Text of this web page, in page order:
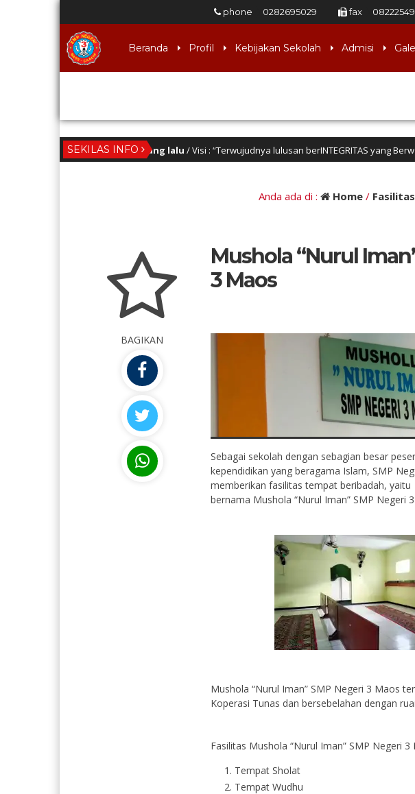
phone 0282695029 fax
Beranda Profil Kebijakan Sekolah Admisi
SEKILAS INFO
6 bulan yang lalu/ Visi : “Terwujudnya lulusan berINTEGRITAS yang
Anda ada di : Home/
Mushola “Nurul
3 Maos
BAGIKAN
Sebagai sekolah dengan sebagian besar
kependidikan yang beragama Islam, SMP
memberikan fasilitas tempat beribadah,
bernama Mushola “Nurul Iman” SMP Negeri
Mushola “Nurul Iman” SMP Negeri 3 Maos
Koperasi Tunas dan bersebelahan dengan
Fasilitas Mushola “Nurul Iman” SMP Negeri 3
Tempat Sholat
Tempat Wudhu